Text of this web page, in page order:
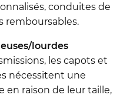
conduites de
remboursables.
lourdes
les capots et
nécessitent une
en raison de leur taille,